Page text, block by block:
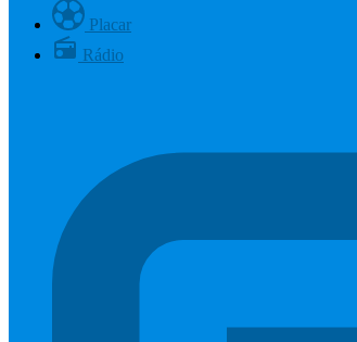
Placar
Rádio